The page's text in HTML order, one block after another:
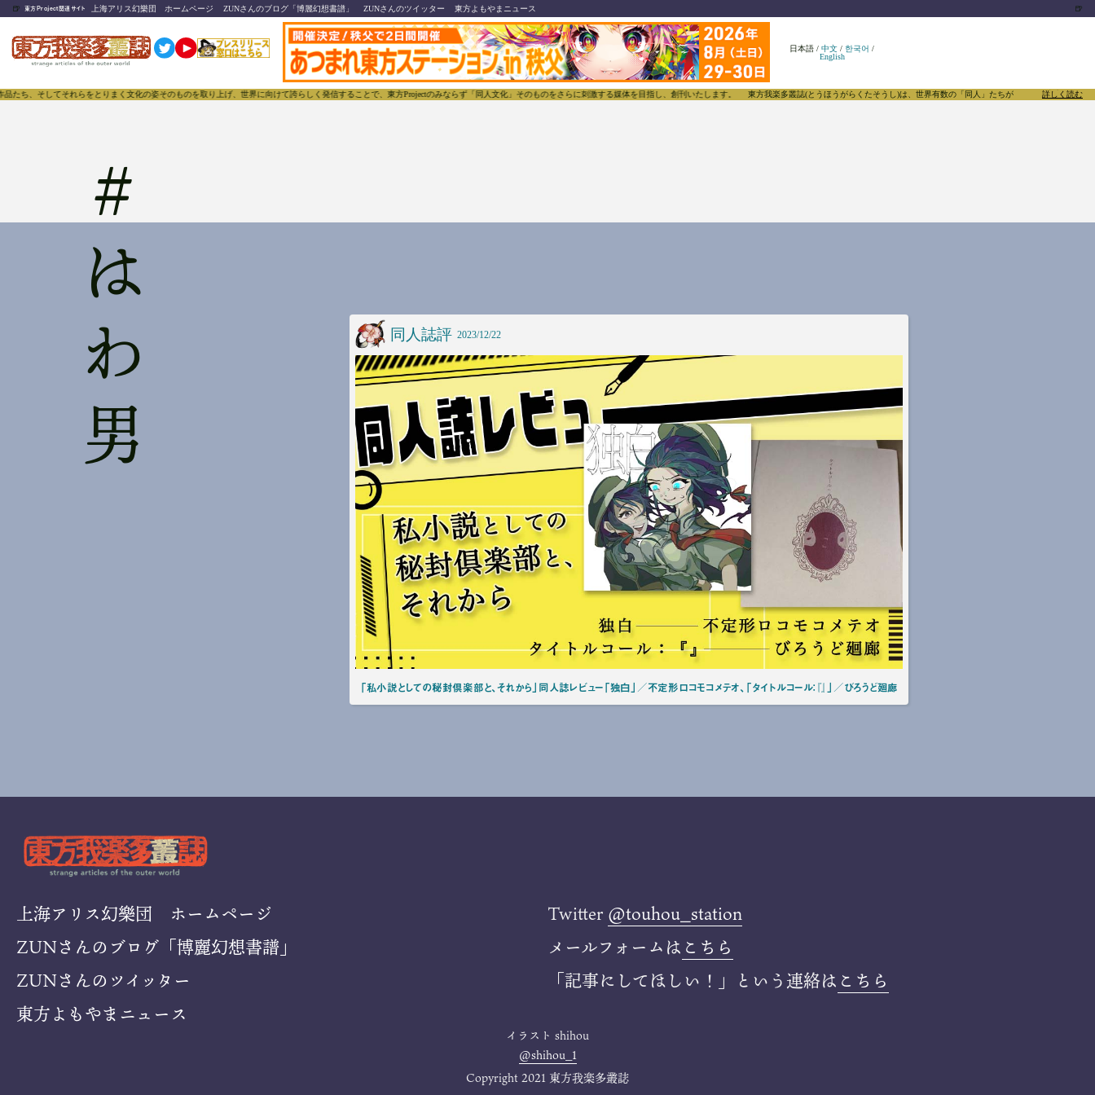
🍺 東方Project関連サイト 上海アリス幻樂団 ホームページ ZUNさんのブログ「博麗幻想書譜」 ZUNさんのツイッター 東方よもやまニュース 🍺
日本語 /中文 /한국어 /
English
そしてそれらをとりまく文化の姿そのものを取り上げ、世界に向けて誇らしく発信することで、東方Projectのみならず「同人文化」そのものをさらに刺激する媒体を目指し、創刊いたします。 東方我楽多叢誌(とうほうがらくたそうし)は、世界有数の「同人」たちがあふれる東方Project
詳しく読む
#
はわ男 同人誌評 2023/12/22
「私小説としての秘封倶楽部と、それから」同人誌レビュー「独白」／不定形ロコモコメテオ、「タイトルコール：『』」／びろうど廻廊
上海アリス幻樂団 ホームページ
ZUNさんのブログ「博麗幻想書譜」
ZUNさんのツイッター
東方よもやまニュース
Twitter @touhou_station
メールフォームは こちら
「記事にしてほしい！」という連絡は こちら
イラスト shihou
@shihou_1
Copyright 2021 東方我楽多叢誌